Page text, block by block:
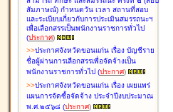
สัมภาษณ์) กำหนดวัน เวลา สถานที่สอบ
และระเบียบเกี่ยวกับการประเมินสมรรถนะฯ
เพื่อเลือกสรรเป็นพนักงานราชการทั่วไป
(ประกาศ)
>>ประกาศจังหวัดขอนแก่น เรื่อง บัญชีราย
ชื่อผู้ผ่านการเลือกสรรเพื่อจัดจ้างเป็น
พนักงานราชการทั่วไป (ประกาศ)
>>ประกาศจังหวัดขอนแก่น เรื่อง เผยแพร่
แผนการจัดซื้อจัดจ้าง ประจำปีงบประมาณ
พ.ศ.๒๕๖๘ (ประกาศ)